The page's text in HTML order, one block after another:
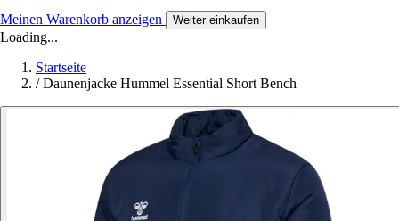
Meinen Warenkorb anzeigen Weiter einkaufen
Loading...
Startseite
/ Daunenjacke Hummel Essential Short Bench